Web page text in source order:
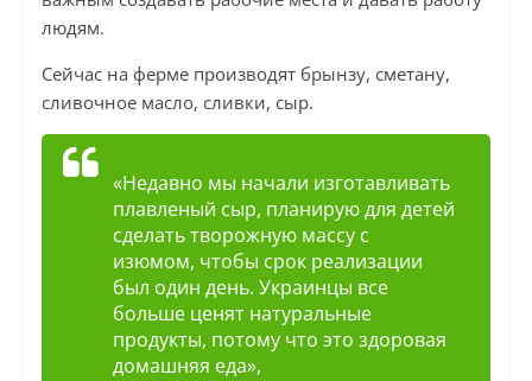
людям.
Сейчас на ферме производят брынзу, сметану,
сливочное масло, сливки, сыр.
«Недавно мы начали изготавливать
плавленый сыр, планирую для детей
сделать творожную массу с
изюмом, чтобы срок реализации
был один день. Украинцы все
больше ценят натуральные
продукты, потому что это здоровая
домашняя еда»,